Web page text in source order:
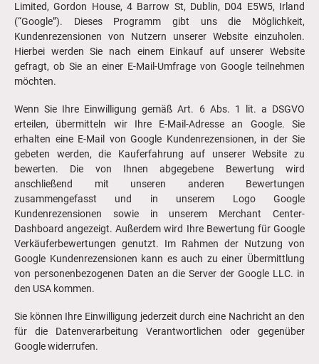
Limited, Gordon House, 4 Barrow St, Dublin, D04 E5W5, Irland
(“Google”). Dieses Programm gibt uns die Möglichkeit,
Kundenrezensionen von Nutzern unserer Website einzuholen.
Hierbei werden Sie nach einem Einkauf auf unserer Website
gefragt, ob Sie an einer E-Mail-Umfrage von Google teilnehmen
möchten.
Wenn Sie Ihre Einwilligung gemäß Art. 6 Abs. 1 lit. a DSGVO
erteilen, übermitteln wir Ihre E-Mail-Adresse an Google. Sie
erhalten eine E-Mail von Google Kundenrezensionen, in der Sie
gebeten werden, die Kauferfahrung auf unserer Website zu
bewerten. Die von Ihnen abgegebene Bewertung wird
anschließend mit unseren anderen Bewertungen
zusammengefasst und in unserem Logo Google
Kundenrezensionen sowie in unserem Merchant Center-
Dashboard angezeigt. Außerdem wird Ihre Bewertung für Google
Verkäuferbewertungen genutzt. Im Rahmen der Nutzung von
Google Kundenrezensionen kann es auch zu einer Übermittlung
von personenbezogenen Daten an die Server der Google LLC. in
den USA kommen.
Sie können Ihre Einwilligung jederzeit durch eine Nachricht an den
für die Datenverarbeitung Verantwortlichen oder gegenüber
Google widerrufen.